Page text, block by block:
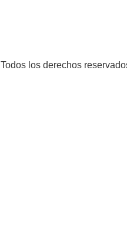
Todos los derechos